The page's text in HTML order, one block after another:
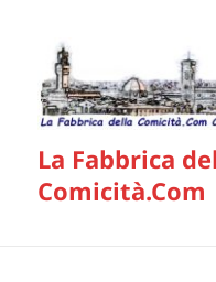
La Fabbrica
Comicità.Com